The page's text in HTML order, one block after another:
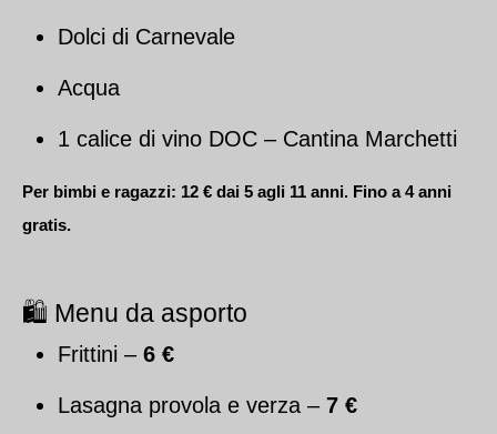
Dolci di Carnevale
Acqua
1 calice di vino DOC – Cantina Marchetti
Per bimbi e ragazzi: 12 € dai 5 agli 11 anni. Fino a 4 anni
gratis.
🛍 Menu da asporto
Frittini – 6 €
Lasagna provola e verza – 7 €